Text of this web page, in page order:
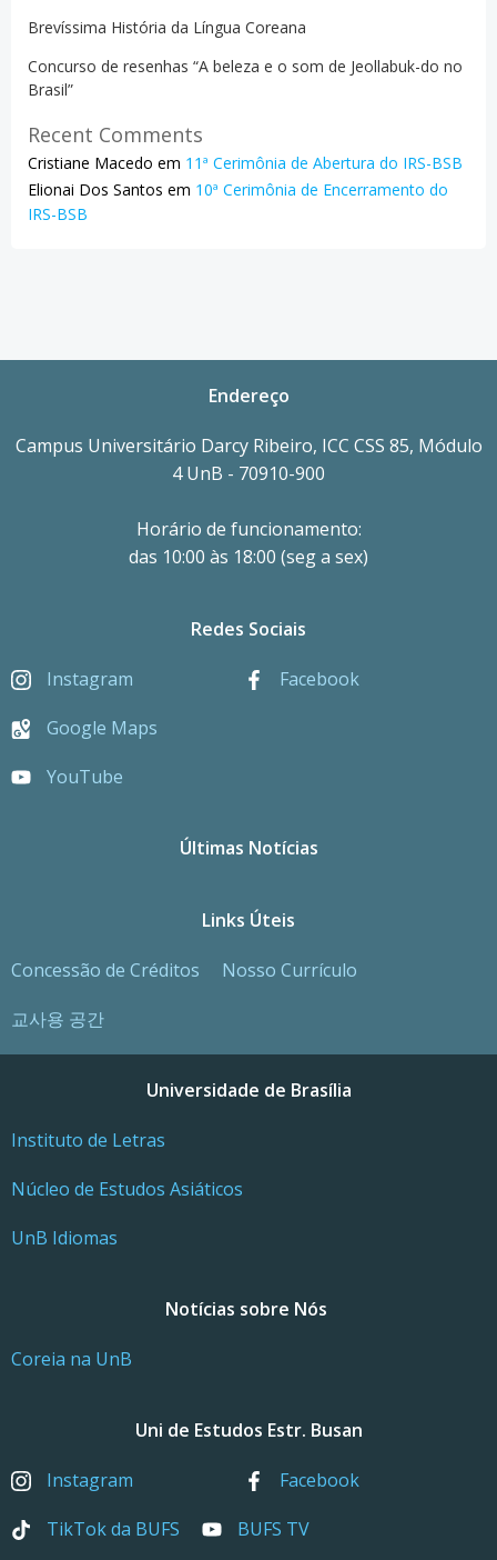
Brevíssima História da Língua Coreana
Concurso de resenhas “A beleza e o som de Jeollabuk-do no
Brasil”
Recent Comments
Cristiane Macedo em 11ª Cerimônia de Abertura do IRS-BSB
Elionai Dos Santos em 10ª Cerimônia de Encerramento do
IRS-BSB
Endereço
Campus Universitário Darcy Ribeiro, ICC CSS 85, Módulo
4 UnB - 70910-900
Horário de funcionamento:
das 10:00 às 18:00 (seg a sex)
Redes Sociais
Instagram
Facebook
Google Maps
YouTube
Últimas Notícias
Links Úteis
Concessão de Créditos
Nosso Currículo
교사용 공간
Universidade de Brasília
Instituto de Letras
Núcleo de Estudos Asiáticos
UnB Idiomas
Notícias sobre Nós
Coreia na UnB
Uni de Estudos Estr. Busan
Instagram
Facebook
TikTok da BUFS
BUFS TV